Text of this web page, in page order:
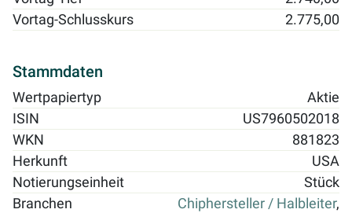
Vortag-Schlusskurs
2.775,00
Stammdaten
Wertpapiertyp
Aktie
ISIN
US7960502018
WKN
881823
Herkunft
USA
Notierungseinheit
Stück
Branchen
Chiphersteller / Halbleiter,